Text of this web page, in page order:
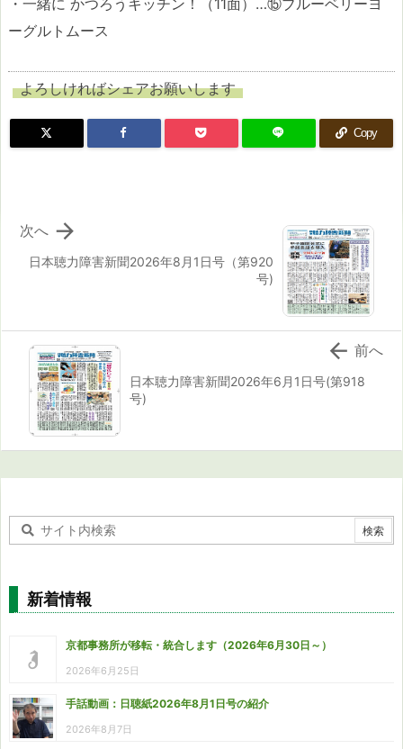
ーグルトムース
よろしければシェアお願いします
Copy
日本聴力障害新聞2026年8月1日号（第920
号)

次へ
日本聴力障害新聞2026年6月1日号(第918
号)
 前へ
新着情報
京都事務所が移転・統合します（2026年6月30日～）
2026年6月25日
手話動画：日聴紙2026年8月1日号の紹介
2026年8月7日